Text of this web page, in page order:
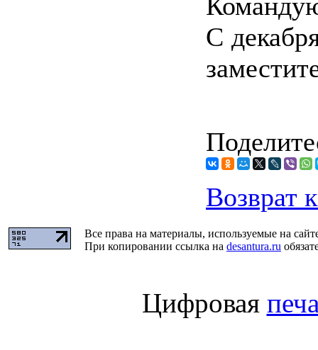
С
Возврат
Все права на материалы, используемые на
При копировании ссылка на desantura.ru
Цифровая